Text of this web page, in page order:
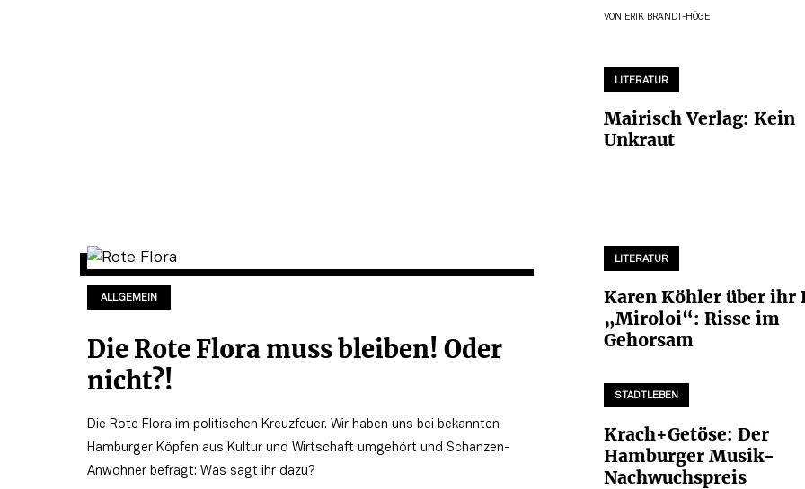
VON ERIK BRANDT-HÖGE
LITERATUR
Mairisch Verlag: Kein
Unkraut
ALLGEMEIN
Die Rote Flora muss bleiben! Oder
nicht?!
Die Rote Flora im politischen Kreuzfeuer. Wir haben uns bei bekannten
Hamburger Köpfen aus Kultur und Wirtschaft umgehört und Schanzen-
Anwohner befragt: Was sagt ihr dazu?
LITERATUR
Karen Köhler über ihr
„Miroloi“: Risse im
Gehorsam
STADTLEBEN
Krach+Getöse: Der
Hamburger Musik-
Nachwuchspreis